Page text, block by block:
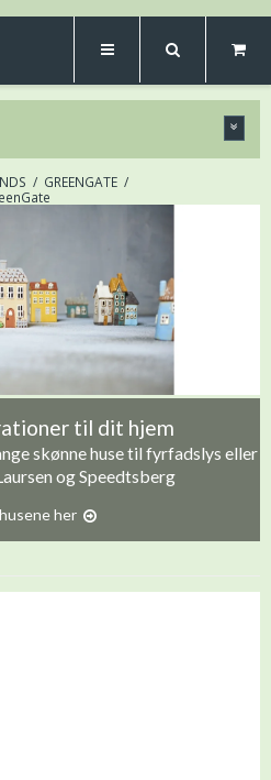
/ GREENGATE /
til dit hjem
skønne huse til fyrfadslys eller
og Speedtsberg
her